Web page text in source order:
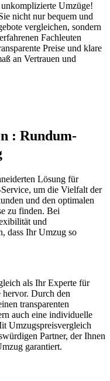
Umzüge!
nicht nur bequem und
vergleichen, sondern
Fachleuten
Preise und klare
an Vertrauen und
: Rundum-
Lösung für
um die Vielfalt der
und den optimalen
zu finden. Bei
und
dass Ihr Umzug so
als Ihr Experte für
Durch den
transparenten
auch eine individuelle
Umzugspreisvergleich
Partner, der Ihnen
garantiert.